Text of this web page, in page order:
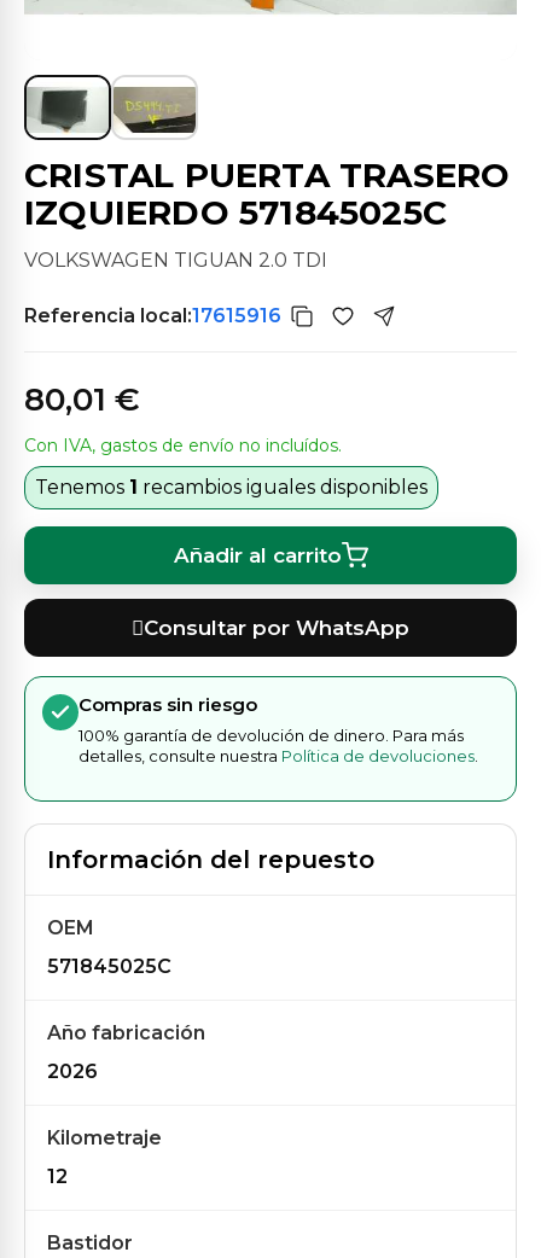
CRISTAL PUERTA TRASERO
IZQUIERDO 571845025C
VOLKSWAGEN TIGUAN 2.0 TDI
Referencia local:17615916
80,01 €
Con IVA, gastos de envío no incluídos.
Tenemos 1 recambios iguales disponibles
Añadir al carrito
Consultar por WhatsApp
Compras sin riesgo
100% garantía de devolución de dinero. Para más
detalles, consulte nuestra Política de devoluciones
Información del repuesto
OEM
571845025C
Año fabricación
2026
Kilometraje
12
Bastidor